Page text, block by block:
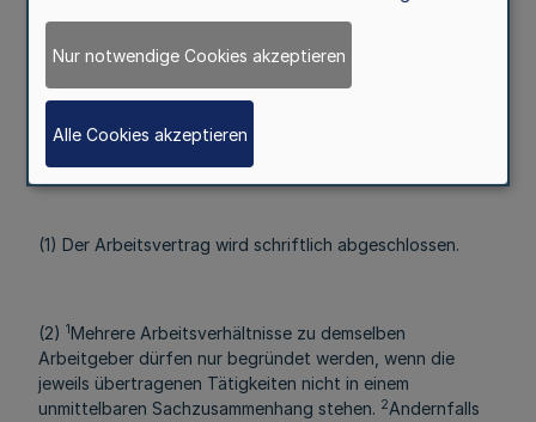
Berlin die Sonderregelungen in § 41. Die
(1) Der Arbeitsvertrag wird schriftlich abgeschlossen.
(2) 1Mehrere Arbeitsverhältnisse zu demselben
Arbeitgeber dürfen nur begründet werden, wenn die
jeweils übertragenen Tätigkeiten nicht in einem
unmittelbaren Sachzusammenhang stehen. 2Andernfalls
Nur notwendige Cookies akzeptieren
Alle Cookies akzeptieren